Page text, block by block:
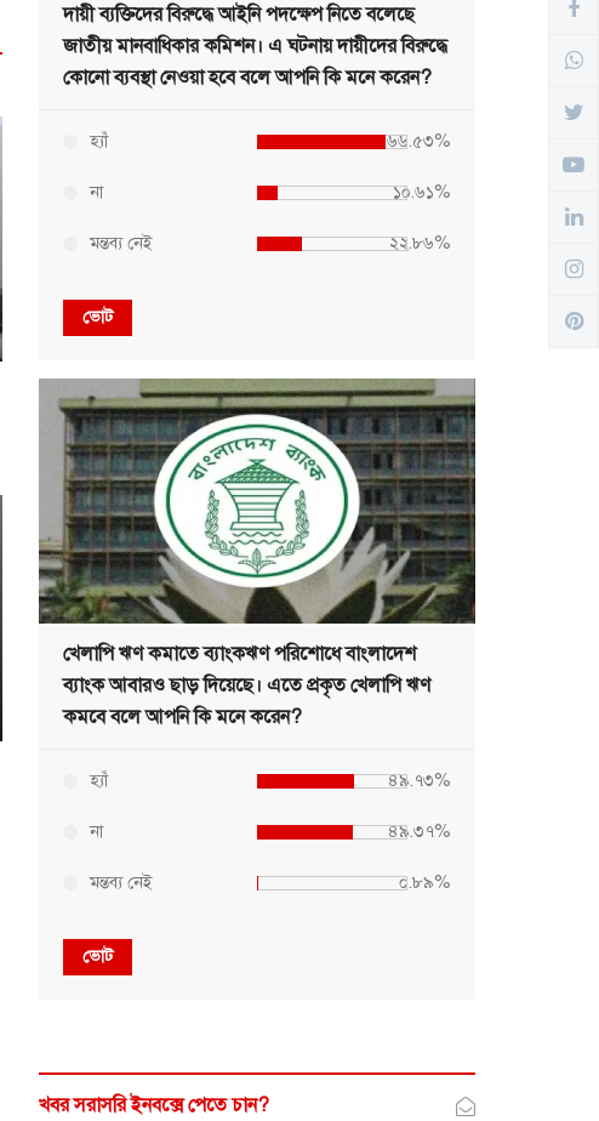
দায়ী ব্যক্তিদের বিরুদ্ধে আইনি পদক্ষেপ নিতে বলেছে
জাতীয় মানবাধিকার কমিশন। এ ঘটনায় দায়ীদের বিরুদ্ধে
কোনো ব্যবস্থা নেওয়া হবে বলে আপনি কি মনে করেন?
হ্যাঁ ৬৬.৫৩%
না ১০.৬১%
মন্তব্য নেই ২২.৮৬%
ভোট
খেলাপি ঋণ কমাতে ব্যাংকঋণ পরিশোধে বাংলাদেশ
ব্যাংক আবারও ছাড় দিয়েছে। এতে প্রকৃত খেলাপি ঋণ
কমবে বলে আপনি কি মনে করেন?
হ্যাঁ ৪৯.৭৩%
না ৪৯.৩৭%
মন্তব্য নেই ০.৮৯%
ভোট
খবর সরাসরি ইনবক্সে পেতে চান?